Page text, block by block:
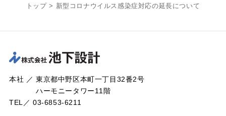
トップ > 新型コロナウイルス感染症対応の延長について
本社 ／ 東京都中野区本町一丁目32番2号
ハーモニータワー11階
TEL／ 03-6853-6211